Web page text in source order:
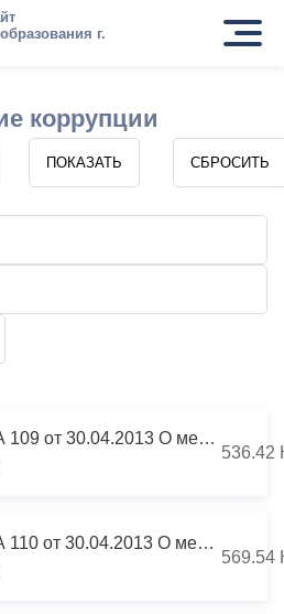
г.
коррупции
Указ Главы РСО-А 109 от 30.04.2013 О мерах по реализации отдельных положений ФЗ «О противодействии коррупции»
536.42
Указ Главы РСО-А 110 от 30.04.2013 О мерах по реализации отдельных положений ФЗ «О контроле за соответствием расходов лиц, замещающих
569.54